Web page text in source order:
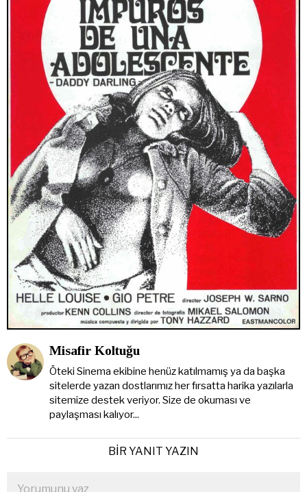
Misafir Koltuğu
Öteki Sinema ekibine henüz katılmamış ya da başka
sitelerde yazan dostlarımız her fırsatta harika yazılarla
sitemize destek veriyor. Size de okuması ve
paylaşması kalıyor...
BIR YANIT YAZIN